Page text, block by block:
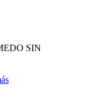
SIN